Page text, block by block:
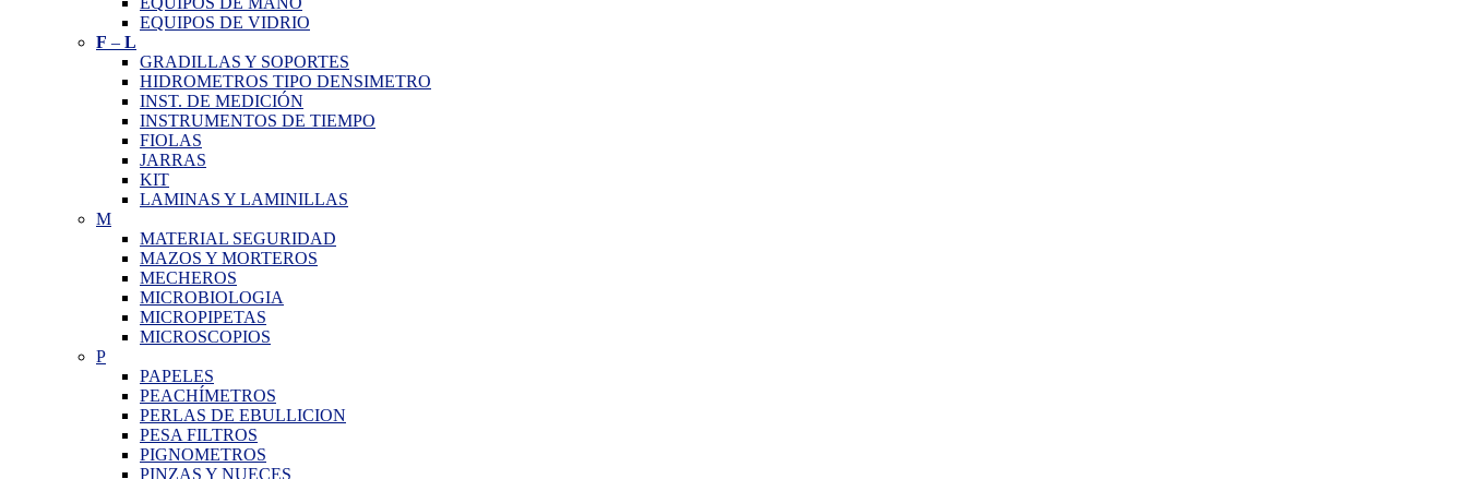
EQUIPOS DE VIDRIO
F – L
GRADILLAS Y SOPORTES
HIDROMETROS TIPO DENSIMETRO
INST. DE MEDICIÓN
INSTRUMENTOS DE TIEMPO
FIOLAS
JARRAS
KIT
LAMINAS Y LAMINILLAS
M
MATERIAL SEGURIDAD
MAZOS Y MORTEROS
MECHEROS
MICROBIOLOGIA
MICROPIPETAS
MICROSCOPIOS
P
PAPELES
PEACHÍMETROS
PERLAS DE EBULLICION
PESA FILTROS
PIGNOMETROS
PINZAS Y NUECES